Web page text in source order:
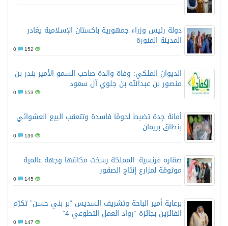
دولة رئيس وزراء جمهورية باكستان الإسلامية يغادر
المدينة المنورة
152
الديوان الملكي: وفاة والدة صاحب السمو الأمير بندر بن
منصور بن عبدالله بن جلوي آل سعود
153
أمانة جدة تضبط لحومًا فاسدة وتتعقب البيع العشوائي
بنطاق بريمان
139
صقاره فرنسية: المملكة رسخت مكانتها وجهة عالمية
موثوقة لمزارع إنتاج الصقور
145
برعاية أمير الباحة وتشريف السديس “بر بني حسن” تكرّم
الفائزين بجائزة “رواد العمل التطوعي 4”
147